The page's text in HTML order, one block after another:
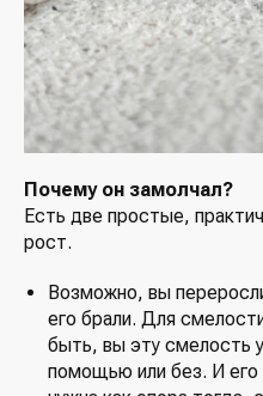
Почему он замолчал?
Есть две простые,
рост.
Возможно, вы
его брали. Для
быть, вы эту смелость
помощью или без. И его